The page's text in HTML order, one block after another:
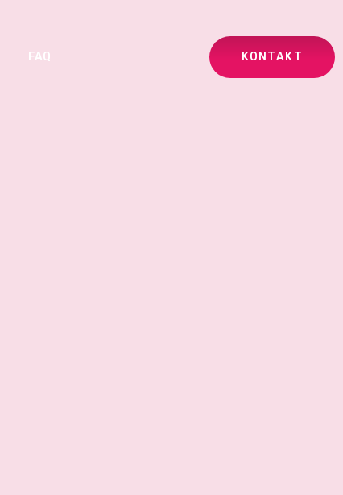
FAQ KONTAKT